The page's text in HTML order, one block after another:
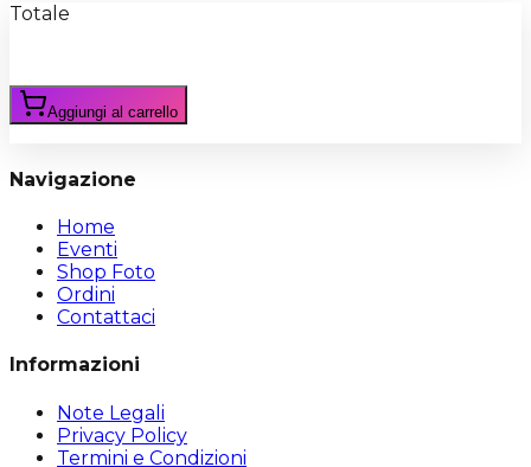
Totale
Aggiungi al carrello
Navigazione
Home
Eventi
Shop Foto
Ordini
Contattaci
Informazioni
Note Legali
Privacy Policy
Termini e Condizioni